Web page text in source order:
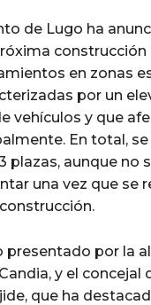
de Lugo ha
construcción
en zonas
por un
vehículos y que
En total,
plazas, aunque no
una vez que se
presentado por la
y el concejal
que ha